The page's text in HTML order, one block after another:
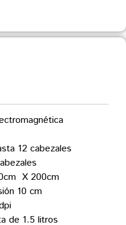
12 cabezales
X 200cm
10 cm
de 1.5 litros